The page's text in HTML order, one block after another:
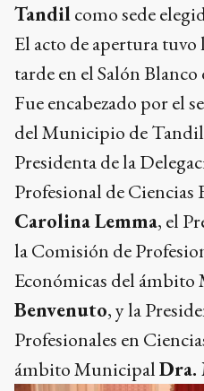
Tandilcomo sede
El acto de apertura
tarde en el Salón
Fue encabezado por el
del Municipio de
Presidenta de la
Profesional de Ciencias
Carolina Lemma, el
la Comisión de
Económicas del
Benvenuto, y la
Profesionales en
ámbito MunicipalDra.